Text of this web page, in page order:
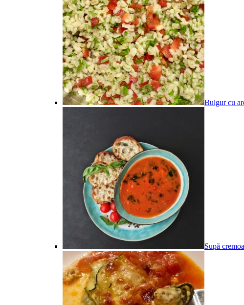
Bulgur cu
Supă